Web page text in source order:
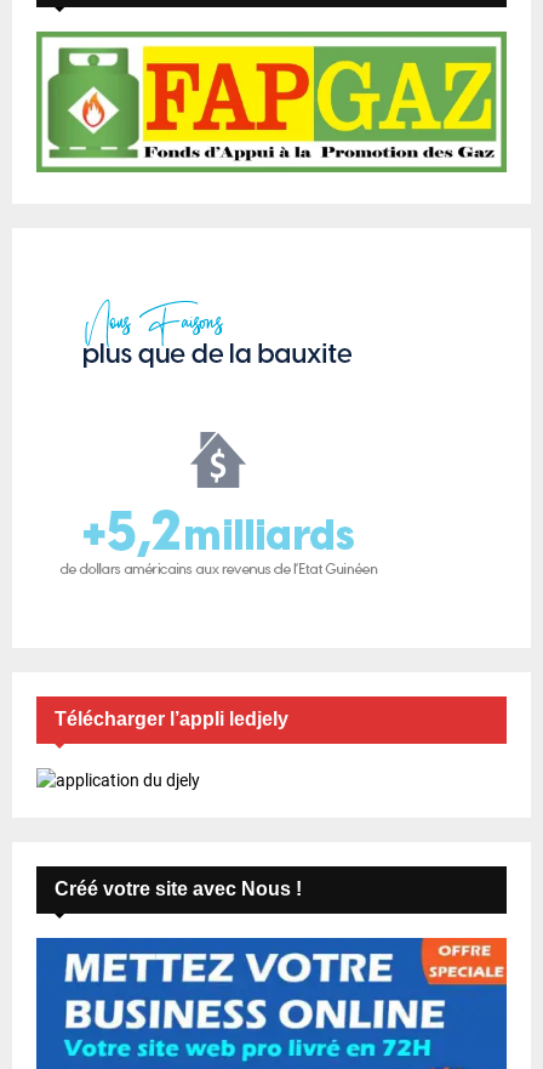
Télécharger l’appli ledjely
Créé votre site avec Nous !